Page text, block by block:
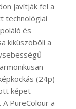
javítják fel a
technológiai
és
kiküszöböli a
(24p)
képet
PureColour a